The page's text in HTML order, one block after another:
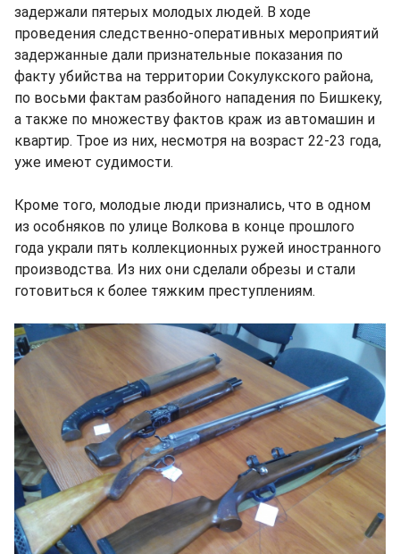
задержали пятерых молодых людей. В ходе
проведения следственно-оперативных мероприятий
задержанные дали признательные показания по
факту убийства на территории Сокулукского района,
по восьми фактам разбойного нападения по Бишкеку,
а также по множеству фактов краж из автомашин и
квартир. Трое из них, несмотря на возраст 22-23 года,
уже имеют судимости.
Кроме того, молодые люди признались, что в одном
из особняков по улице Волкова в конце прошлого
года украли пять коллекционных ружей иностранного
производства. Из них они сделали обрезы и стали
готовиться к более тяжким преступлениям.